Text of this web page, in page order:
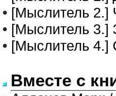
• [Мыслитель 2.]
• [Мыслитель 3.]
• [Мыслитель 4.]
Вместе с